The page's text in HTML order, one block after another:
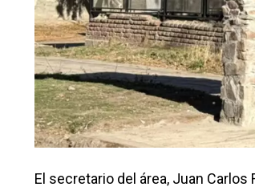
El secretario del área, Juan